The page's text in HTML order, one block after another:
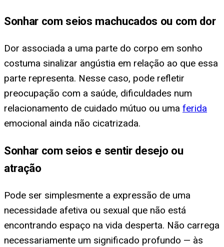
Sonhar com seios machucados ou com dor
Dor associada a uma parte do corpo em sonho
costuma sinalizar angústia em relação ao que essa
parte representa. Nesse caso, pode refletir
preocupação com a saúde, dificuldades num
relacionamento de cuidado mútuo ou uma ferida
emocional ainda não cicatrizada.
Sonhar com seios e sentir desejo ou
atração
Pode ser simplesmente a expressão de uma
necessidade afetiva ou sexual que não está
encontrando espaço na vida desperta. Não carrega
necessariamente um significado profundo — às